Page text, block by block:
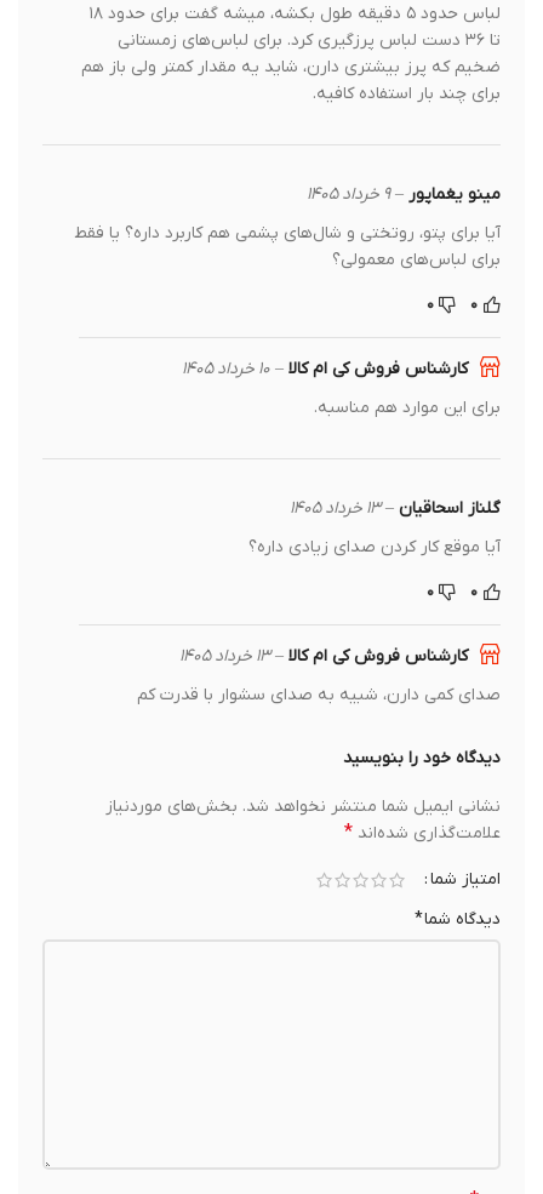
لباس حدود ۵ دقیقه طول بکشه، میشه گفت برای حدود ۱۸
تا ۳۶ دست لباس پرزگیری کرد. برای لباس‌های زمستانی
ضخیم که پرز بیشتری دارن، شاید یه مقدار کمتر ولی باز هم
برای چند بار استفاده کافیه.
مینو یغماپور– ۹ خرداد ۱۴۰۵
آیا برای پتو، روتختی و شال‌های پشمی هم کاربرد داره؟ یا فقط
برای لباس‌های معمولی؟
کارشناس فروش کی ام کالا– ۱۰ خرداد ۱۴۰۵
برای این موارد هم مناسبه.
گلناز اسحاقیان– ۱۳ خرداد ۱۴۰۵
آیا موقع کار کردن صدای زیادی داره؟
کارشناس فروش کی ام کالا– ۱۳ خرداد ۱۴۰۵
صدای کمی دارن، شبیه به صدای سشوار با قدرت کم
دیدگاه خود را بنویسید
نشانی ایمیل شما منتشر نخواهد شد. بخش‌های موردنیاز
علامت‌گذاری شده‌اند*
امتیاز شما
دیدگاه شما*